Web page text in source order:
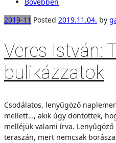
2019-11 Posted 2019.11.04. by
Veres István:
bulikázzatok
Csodálatos, lenyűgöző
mellett…, akik úgy döntöttek,
melléjük valami írva.
teraszán, mert nemcsak